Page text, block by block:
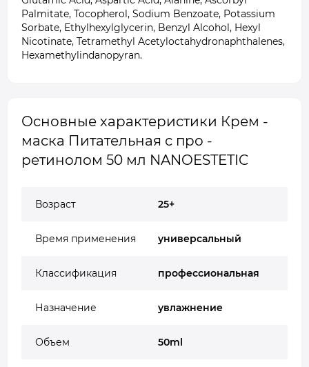
Palmitate, Tocopherol, Sodium Benzoate, Potassium
Sorbate, Ethylhexylglycerin, Benzyl Alcohol, Hexyl
Nicotinate, Tetramethyl Acetyloctahydronaphthalenes,
Hexamethylindanopyran.
Основные характеристики Крем -
маска Питательная с про -
ретинолом 50 мл NANOESTETIC
Возраст 25+
Время применения универсальный
Классификация профессиональная
Назначение увлажнение
Объем 50ml